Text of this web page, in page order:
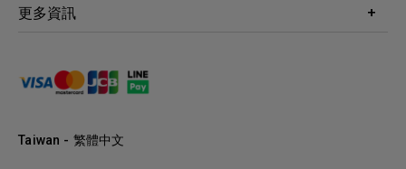
贈品兌換網站首頁
保固條例
手冊與軟體下載
產品常見問題
專業商用解決方案
BenQ 大娛樂家
更多資訊
永續發展
產品碳足跡報告
明基基金會
Taiwan - 繁體中文